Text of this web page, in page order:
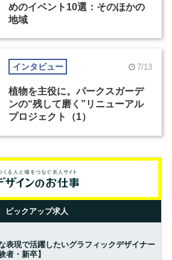
めのイベント10選：そのほかの
地域
インタビュー 7/13
植物を主役に。パークスガーデ
ンの“残して磨く”リニューアル
プロジェクト（1）
ピックアップ求人
表現で活躍したいグラフィックデザイナー
者・新卒】